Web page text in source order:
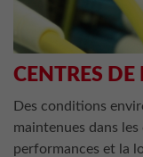
CENTRES
Des conditions
maintenues dans
performances et la